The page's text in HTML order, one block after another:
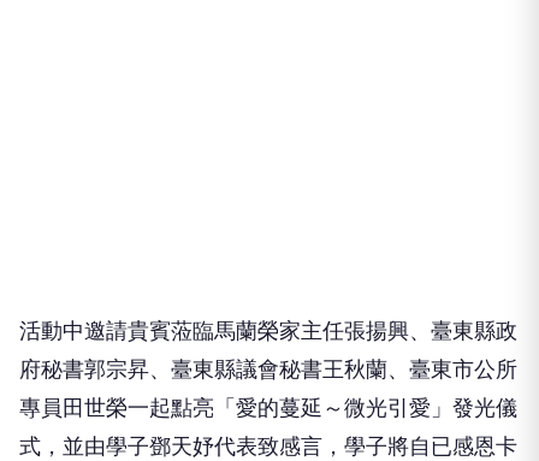
活動中邀請貴賓蒞臨馬蘭榮家主任張揚興、臺東縣政
府秘書郭宗昇、臺東縣議會秘書王秋蘭、臺東市公所
專員田世榮一起點亮「愛的蔓延～微光引愛」發光儀
式，並由學子鄧天妤代表致感言，學子將自已感恩卡